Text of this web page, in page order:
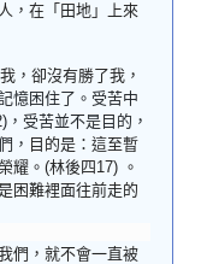
，在「田地」上來
，卻沒有勝了我，
憶困住了。受苦中
，受苦並不是目的，
， 目的是： 這至暫
耀 。 (林後四 17) 。
困難裡面往前走的
們，就不會一直被